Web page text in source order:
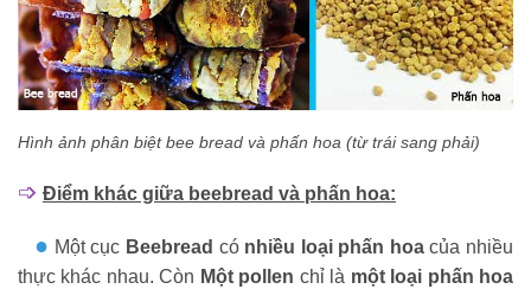
Hình ảnh phân biệt bee bread và phấn hoa (từ trái sang phải)
➩ Điểm khác giữa beebread và phấn hoa:
● Một cục Beebread có nhiều loại phấn hoacủa nhiều
thực khác nhau. Còn Một pollen chỉ là một loại phấn hoa